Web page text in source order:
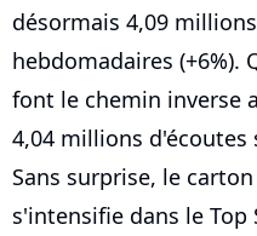
désormais 4,09
hebdomadaires (+6%).
font le chemin inverse
4,04 millions d'écoutes
Sans surprise, le
s'intensifie dans le Top